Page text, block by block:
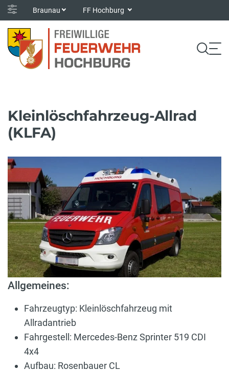
Braunau FF Hochburg
Kleinlöschfahrzeug-Allrad
(KLFA)
Allgemeines:
Fahrzeugtyp: Kleinlöschfahrzeug mit
Allradantrieb
Fahrgestell: Mercedes-Benz Sprinter 519 CDI
4x4
Aufbau: Rosenbauer CL